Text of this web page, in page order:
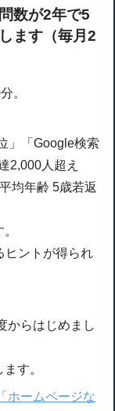
数が2年で5
ます（毎月2
。
」「Google検索
2,000人超え
均年齢 5歳若返
ヒントが得られ
からはじめまし
す。
ホームページな